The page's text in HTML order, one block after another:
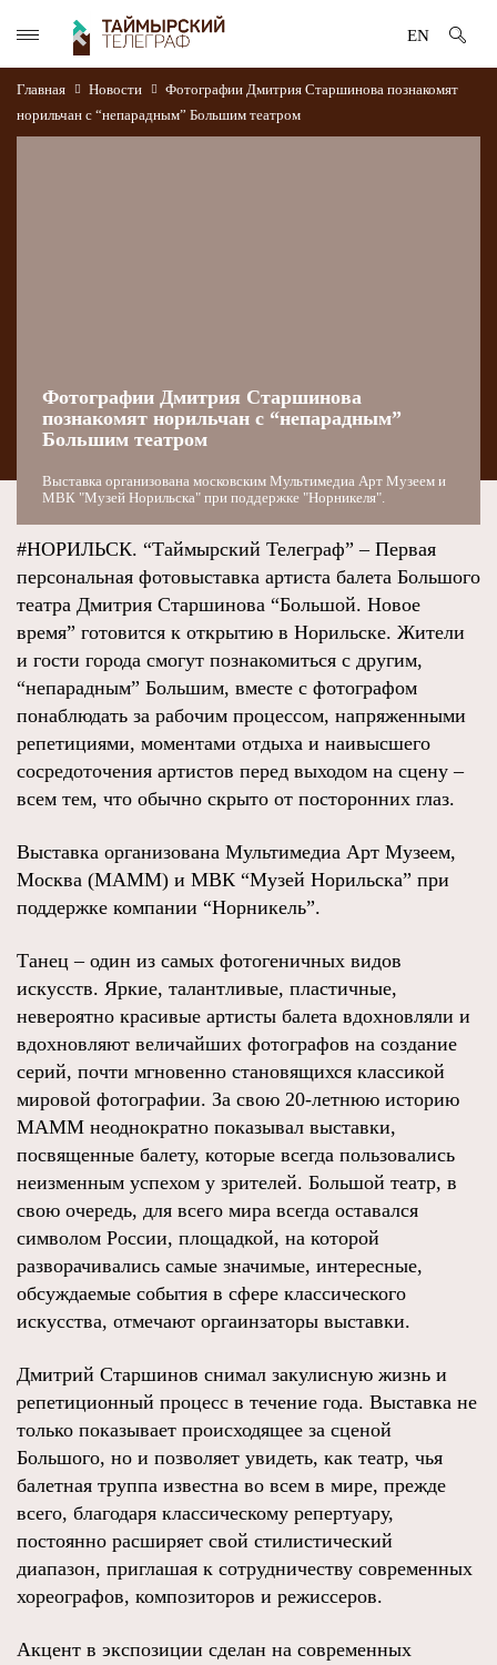
EN
Главная Новости
Фотографии Дмитрия Старшинова познакомят
норильчан с “непарадным” Большим театром
Фотографии Дмитрия Старшинова
познакомят норильчан с “непарадным”
Большим театром
Выставка организована московским Мультимедиа Арт Музеем и
МВК "Музей Норильска" при поддержке "Норникеля".
#НОРИЛЬСК. “Таймырский Телеграф” – Первая
персональная фотовыставка артиста балета Большого
театра Дмитрия Старшинова “Большой. Новое
время” готовится к открытию в Норильске. Жители
и гости города смогут познакомиться с другим,
“непарадным” Большим, вместе с фотографом
понаблюдать за рабочим процессом, напряженными
репетициями, моментами отдыха и наивысшего
сосредоточения артистов перед выходом на сцену –
всем тем, что обычно скрыто от посторонних глаз.
Выставка организована Мультимедиа Арт Музеем,
Москва (МАММ) и МВК “Музей Норильска” при
поддержке компании “Норникель”.
Танец – один из самых фотогеничных видов
искусств. Яркие, талантливые, пластичные,
невероятно красивые артисты балета вдохновляли и
вдохновляют величайших фотографов на создание
серий, почти мгновенно становящихся классикой
мировой фотографии. За свою 20-летнюю историю
МАММ неоднократно показывал выставки,
посвященные балету, которые всегда пользовались
неизменным успехом у зрителей. Большой театр, в
свою очередь, для всего мира всегда оставался
символом России, площадкой, на которой
разворачивались самые значимые, интересные,
обсуждаемые события в сфере классического
искусства, отмечают оргаинзаторы выставки.
Дмитрий Старшинов снимал закулисную жизнь и
репетиционный процесс в течение года. Выставка не
только показывает происходящее за сценой
Большого, но и позволяет увидеть, как театр, чья
балетная труппа известна во всем в мире, прежде
всего, благодаря классическому репертуару,
постоянно расширяет свой стилистический
диапазон, приглашая к сотрудничеству современных
хореографов, композиторов и режиссеров.
Акцент в экспозиции сделан на современных